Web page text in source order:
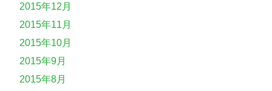
2015年12月
2015年11月
2015年10月
2015年9月
2015年8月